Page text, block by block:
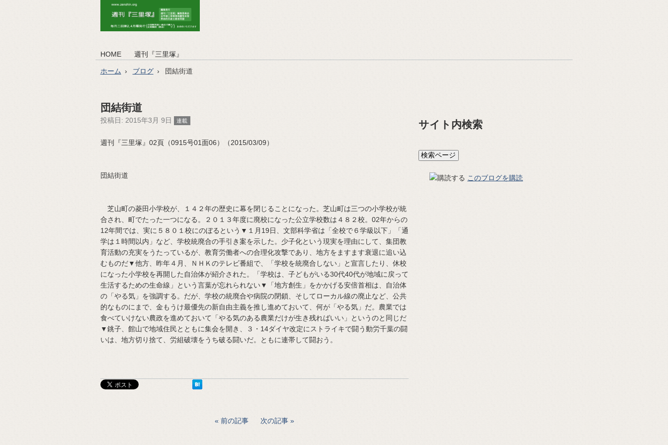
HOME 週刊『三里塚』
ホーム ブログ 団結街道
団結街道
投稿日: 2015年3月 9日 連載
週刊『三里塚』02頁（0915号01面06）（2015/03/09）
団結街道
芝山町の菱田小学校が、１４２年の歴史に幕を閉じることになった。芝山町は三つの小学校が統
合され、町でたった一つになる。２０１３年度に廃校になった公立学校数は４８２校。02年からの
12年間では、実に５８０１校にのぼるという▼１月19日、文部科学省は「全校で６学級以下」「通
学は１時間以内」など、学校統廃合の手引き案を示した。少子化という現実を理由にして、集団教
育活動の充実をうたっているが、教育労働者への合理化攻撃であり、地方をますます衰退に追い込
むものだ▼他方、昨年４月、ＮＨＫのテレビ番組で、「学校を統廃合しない」と宣言したり、休校
になった小学校を再開した自治体が紹介された。「学校は、子どもがいる30代40代が地域に戻って
生活するための生命線」という言葉が忘れられない▼「地方創生」をかかげる安倍首相は、自治体
の「やる気」を強調する。だが、学校の統廃合や病院の閉鎖、そしてローカル線の廃止など、公共
的なものにまで、金もうけ最優先の新自由主義を推し進めておいて、何が「やる気」だ。農業では
食べていけない農政を進めておいて「やる気のある農業だけが生き残ればいい」というのと同じだ
▼銚子、館山で地域住民とともに集会を開き、３・14ダイヤ改定にストライキで闘う動労千葉の闘
いは、地方切り捨て、労組破壊をうち破る闘いだ。ともに連帯して闘おう。
前の記事 次の記事
サイト内検索
このブログを購読